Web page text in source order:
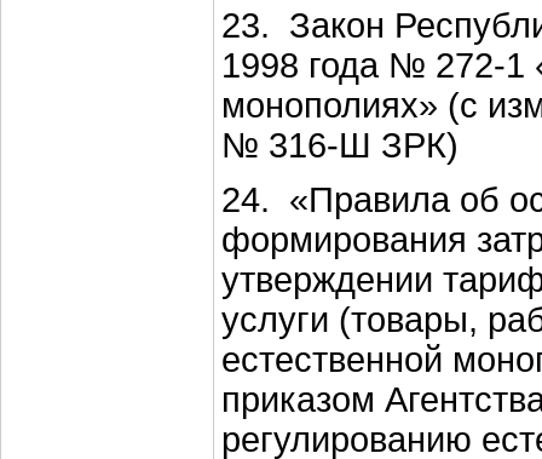
23. Закон
1998 года № 272-1
монополиях» (с
№ 316-Ш ЗРК)
24. «Правила об
формирования
утверждении
услуги (товары,
естественной
приказом
регулированию